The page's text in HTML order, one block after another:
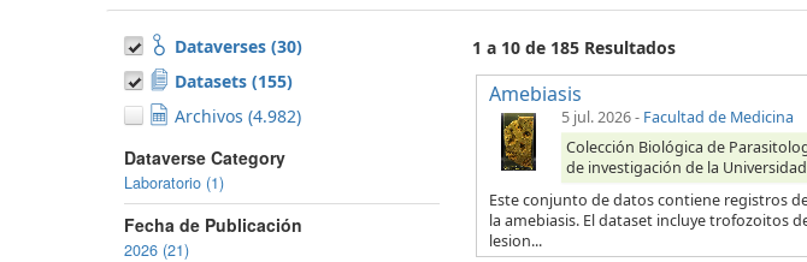
Dataverses (30)
Datasets (155)
Archivos (4.982)
Dataverse Category
Laboratorio (1)
Fecha de Publicación
2026 (21)
1 a 10 de 185 Resultados
Amebiasis
5 jul. 2026- Facultad de Medicina
Colección Biológica de
de investigación de la Universidad
Este conjunto de datos contiene registros
la amebiasis. El dataset incluye trofozoitos
lesion...